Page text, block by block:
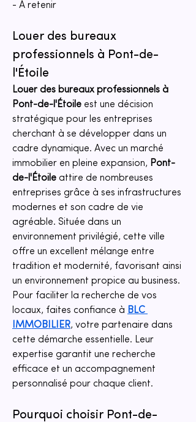
- À retenir
Louer des bureaux
professionnels à Pont-de-
l'Étoile
Louer des bureaux professionnels à
Pont-de-l'Étoile est une décision
stratégique pour les entreprises
cherchant à se développer dans un
cadre dynamique. Avec un marché
immobilier en pleine expansion, Pont-
de-l'Étoile attire de nombreuses
entreprises grâce à ses infrastructures
modernes et son cadre de vie
agréable. Située dans un
environnement privilégié, cette ville
offre un excellent mélange entre
tradition et modernité, favorisant ainsi
un environnement propice au business.
Pour faciliter la recherche de vos
locaux, faites confiance à BLC
IMMOBILIER, votre partenaire dans
cette démarche essentielle. Leur
expertise garantit une recherche
efficace et un accompagnement
personnalisé pour chaque client.
Pourquoi choisir Pont-de-